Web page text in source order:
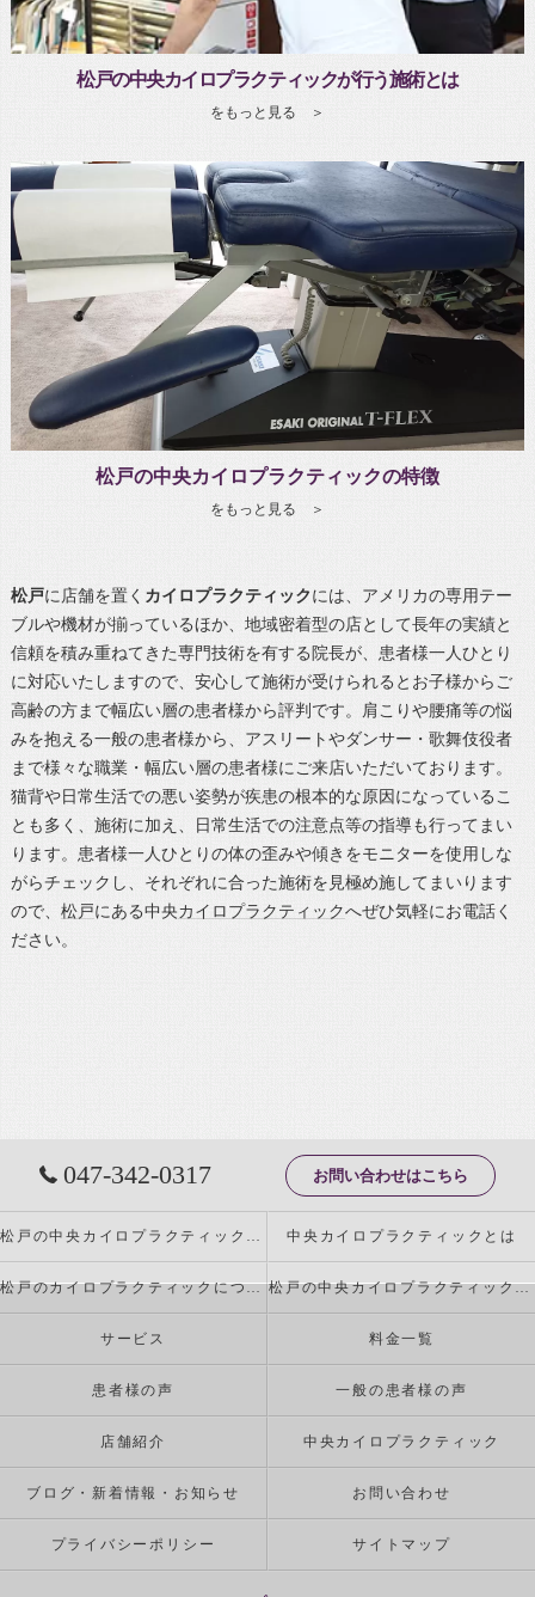
松戸の中央カイロプラクティックが行う施術とは
をもっと見る ＞
松戸の中央カイロプラクティックの特徴
をもっと見る ＞
松戸に店舗を置く カイロプラクティック には、アメリカの専用テー
ブルや機材が揃っているほか、地域密着型の店として長年の実績と
信頼を積み重ねてきた専門技術を有する院長が、患者様一人ひとり
に対応いたしますので、安心して施術が受けられるとお子様からご
高齢の方まで幅広い層の患者様から評判です。肩こりや腰痛等の悩
みを抱える一般の患者様から、アスリートやダンサー・歌舞伎役者
まで様々な職業・幅広い層の患者様にご来店いただいております。
猫背や日常生活での悪い姿勢が疾患の根本的な原因になっているこ
とも多く、施術に加え、日常生活での注意点等の指導も行ってまい
ります。患者様一人ひとりの体の歪みや傾きをモニターを使用しな
がらチェックし、それぞれに合った施術を見極め施してまいります
ので、 松戸にある中央カイロプラクティックへぜひ気軽にお電話く
ださい。
047-342-0317 お問い合わせはこちら
松戸の中央カイロプラクティックの特徴 中央カイロプラクティックとは
松戸のカイロプラクティックについて 松戸の中央カイロプラクティックが行う施術とは
サービス 料金一覧
患者様の声 一般の患者様の声
店舗紹介 中央カイロプラクティック
ブログ・新着情報・お知らせ お問い合わせ
プライバシーポリシー サイトマップ